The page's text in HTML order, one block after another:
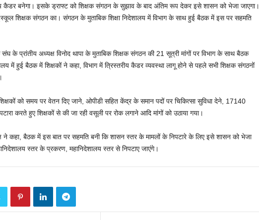
कैडर बनेगा। इसके ड्राफ्ट को शिक्षक संगठन के सुझाव के बाद अंतिम रूप देकर इसे शासन को भेजा जाएगा।
शिक्षक संगठन का। संगठन के मुताबिक शिक्षा निदेशालय में विभाग के साथ हुई बैठक में इस पर सहमति
के प्रांतीय अध्यक्ष विनोद थापा के मुताबिक शिक्षक संगठन की 21 सूत्री मांगों पर विभाग के साथ बैठक
में हुई बैठक में शिक्षकों ने कहा, विभाग में त्रिस्तरीय कैडर व्यवस्था लागू होने से पहले सभी शिक्षक संगठनों
को समय पर वेतन दिए जाने, ओपीडी सहित केंद्र के समान पदों पर चिकित्सा सुविधा देने, 17140
करते हुए शिक्षकों से की जा रही वसूली पर रोक लगाने आदि मांगों को उठाया गया।
ने कहा, बैठक में इस बात पर सहमति बनी कि शासन स्तर के मामलों के निपटारे के लिए इसे शासन को भेजा
स्तर के प्रकरण, महानिदेशालय स्तर से निपटाए जाएंगे।